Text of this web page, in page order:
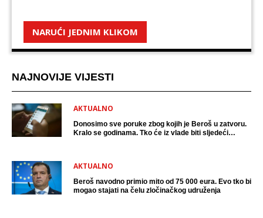
NARUĆI JEDNIM KLIKOM
NAJNOVIJE VIJESTI
AKTUALNO
Donosimo sve poruke zbog kojih je Beroš u zatvoru.
Kralo se godinama. Tko će iz vlade biti sljedeći
AKTUALNO
Beroš navodno primio mito od 75 000 eura. Evo tko bi
mogao stajati na čelu zločinačkog udruženja